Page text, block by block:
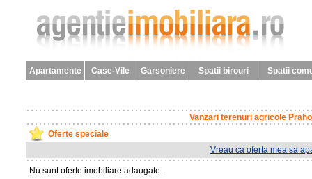
Apartamente Case-Vile Garsoniere Spatii birouri Spatii
Vanzari terenuri agricole
Oferte speciale
Vreau ca oferta mea sa
Nu sunt oferte imobiliare adaugate.